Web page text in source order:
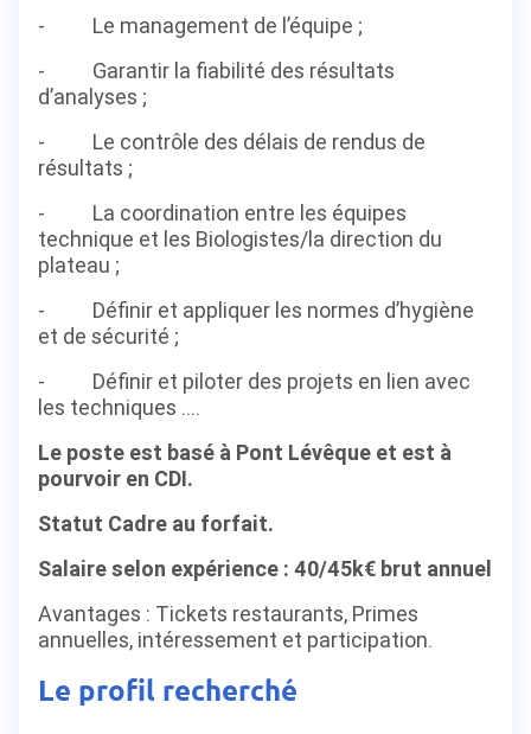
- Le management de l’équipe ;
- Garantir la fiabilité des résultats
d’analyses ;
- Le contrôle des délais de rendus de
résultats ;
- La coordination entre les équipes
technique et les Biologistes/la direction du
plateau ;
- Définir et appliquer les normes d’hygiène
et de sécurité ;
- Définir et piloter des projets en lien avec
les techniques ….
Le poste est basé à Pont Lévêque et est à
pourvoir en CDI.
Statut Cadre au forfait.
Salaire selon expérience : 40/45k€ brut annuel
Avantages : Tickets restaurants, Primes
annuelles, intéressement et participation.
Le profil recherché